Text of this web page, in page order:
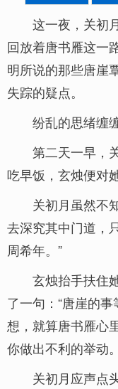
这一夜，关初
回放着唐书雁这一
明所说的那些唐崖
失踪的疑点。
纷乱的思绪缠
第二天一早，
吃早饭，玄烛便对
关初月虽然不
去深究其中门道，
周希年。”
玄烛抬手扶住
了一句：“唐崖的
想，就算唐书雁心
你做出不利的举动
关初月应声点